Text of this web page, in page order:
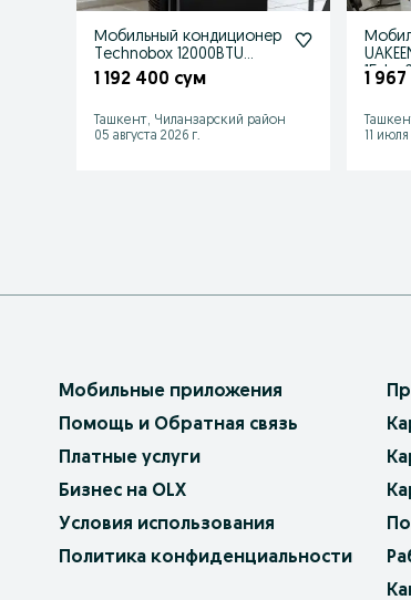
Мобильный кондиционер
Technobox 12000BTU
рассрочку
1 192 400 сум
Ташкент, Чиланзарский район
05 августа 2026 г.
1
11 июля
Мобильные приложения
Помощь и Обратная связь
Платные услуги
Бизнес на OLX
Условия использования
Политика конфиденциальности